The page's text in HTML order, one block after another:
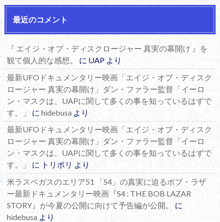
最近のコメント
『 エイジ・オブ・ディスクロージャー 真実の幕開け 』を
観て個人的な感想。
に UAPより
最新UFOドキュメンタリー映画「エイジ・オブ・ディスク
ロージャー 真実の幕開け」ダン・ファラー監督「イーロ
ン・マスクは、UAPに関して多くの事を知っているはずで
す。」
に hidebusaより
最新UFOドキュメンタリー映画「エイジ・オブ・ディスク
ロージャー 真実の幕開け」ダン・ファラー監督「イーロ
ン・マスクは、UAPに関して多くの事を知っているはずで
す。」
に トリポリ より
米ラスベガスのエリア51 「S4」の真実に迫るボブ・ラザ
ー最新ドキュメンタリー映画『S4 : THE BOB LAZAR
STORY』が今夏の公開に向けて予告編が公開。
に
hidebusaより